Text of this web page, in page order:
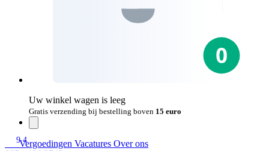
Uw winkel wagen is leeg
Gratis verzending bij bestelling boven 15 euro
9.4
Vergoedingen Vacatures Over ons